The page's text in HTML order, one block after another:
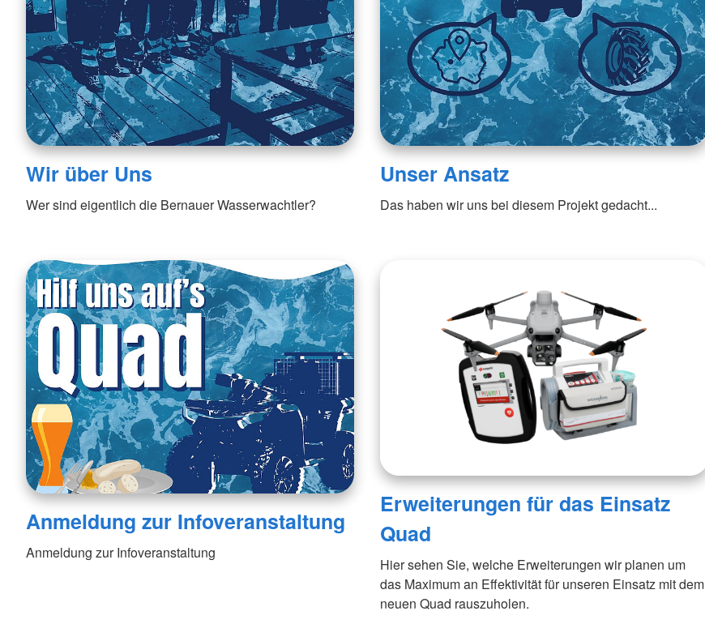
Wir über Uns
Wer sind eigentlich die Bernauer Wasserwachtler?
Unser Ansatz
Das haben wir uns bei diesem Projekt gedacht...
Anmeldung zur Infoveranstaltung
Anmeldung zur Infoveranstaltung
Erweiterungen für das Einsatz
Quad
Hier sehen Sie, welche Erweiterungen wir planen um
das Maximum an Effektivität für unseren Einsatz mit dem
neuen Quad rauszuholen.